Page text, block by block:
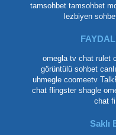
tamsohbet tamsohbet
lezbiyen
omegla tv chat rulet
görüntülü sohbet
uhmegle coomeetv
chat flingster shagle
chat
Saklı